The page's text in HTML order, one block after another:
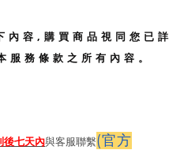
內 容 , 購 買 商 品 視 同 您 已 詳
務 條 款 之 所 有 內 容 。
後七天內與客服聯繫(官方